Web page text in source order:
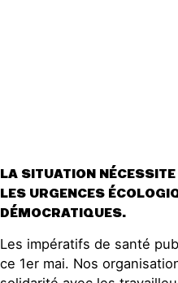
LA SITUATION
LES URGENCES
DÉMOCRATIQUES.
Les impératifs de santé
ce 1er mai. Nos